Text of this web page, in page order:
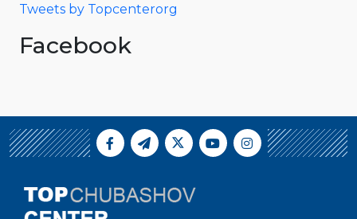
Tweets by Topcenterorg
Facebook